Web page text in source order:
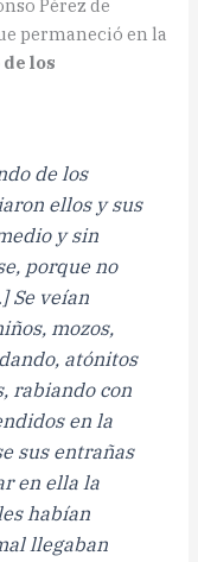
Pérez de
permaneció en la
los
de los
ellos y sus
y sin
porque no
Se veían
mozos,
atónitos
rabiando con
en la
sus entrañas
en ella la
habían
llegaban